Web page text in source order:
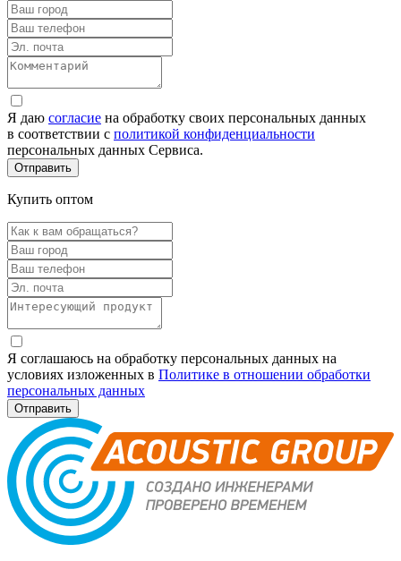
Я даю согласие на обработку своих персональных данных
в соответствии с политикой конфиденциальности
персональных данных Сервиса.
Купить оптом
Я соглашаюсь на обработку персональных данных на
условиях изложенных в Политике в отношении обработки
персональных данных